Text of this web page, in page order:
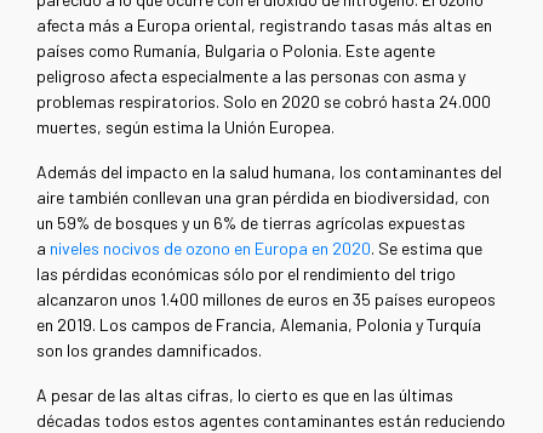
afecta más a Europa oriental, registrando tasas más altas en
países como Rumanía, Bulgaria o Polonia. Este agente
peligroso afecta especialmente a las personas con asma y
problemas respiratorios. Solo en 2020 se cobró hasta 24.000
muertes, según estima la Unión Europea.
Además del impacto en la salud humana, los contaminantes del
aire también conllevan una gran pérdida en biodiversidad, con
un 59% de bosques y un 6% de tierras agrícolas expuestas
a niveles nocivos de ozono en Europa en 2020. Se estima que
las pérdidas económicas sólo por el rendimiento del trigo
alcanzaron unos 1.400 millones de euros en 35 países europeos
en 2019. Los campos de Francia, Alemania, Polonia y Turquía
son los grandes damnificados.
A pesar de las altas cifras, lo cierto es que en las últimas
décadas todos estos agentes contaminantes están reduciendo